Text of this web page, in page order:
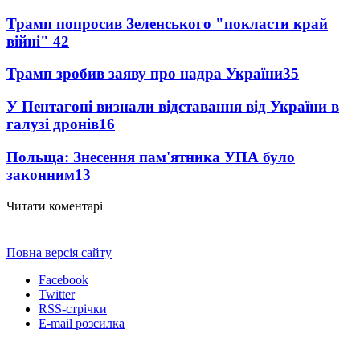
Трамп попросив Зеленського "покласти край
війні" 42
Трамп зробив заяву про надра України35
У Пентагоні визнали відставання від України в
галузі дронів16
Польща: Знесення пам'ятника УПА було
законним13
Читати коментарі
Повна версія сайту
Facebook
Twitter
RSS-стрічки
E-mail розсилка